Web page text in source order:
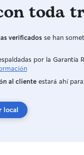
toda
verificados se han
por la
al cliente estará ahí
local